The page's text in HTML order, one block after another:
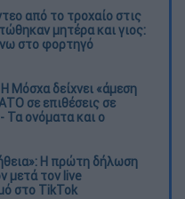
από το τροχαίο στις
μητέρα και γιος:
στο φορτηγό
Μόσχα δείχνει «άμεση
σε επιθέσεις σε
Τα ονόματα και ο
Η πρώτη δήλωση
μετά τον live
στο TikTok